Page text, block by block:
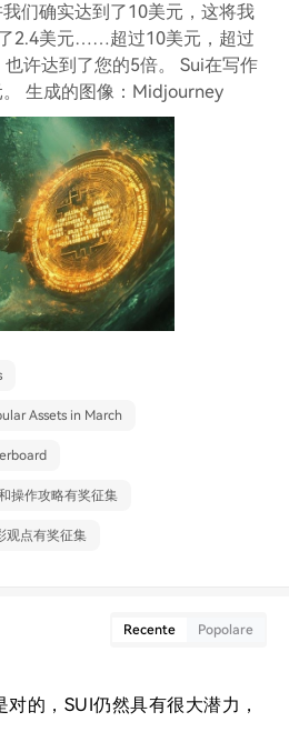
们确实达到了10美元，这将我
2.4美元……超过10美元，超过
许达到了您的5倍。 Sui在写作
生成的图像：Midjourney
Assets in March
操作攻略有奖征集
观点有奖征集
Recente Popolare
的，SUI仍然具有很大潜力，